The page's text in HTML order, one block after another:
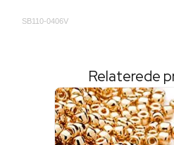
SB110-0406V
Relaterede